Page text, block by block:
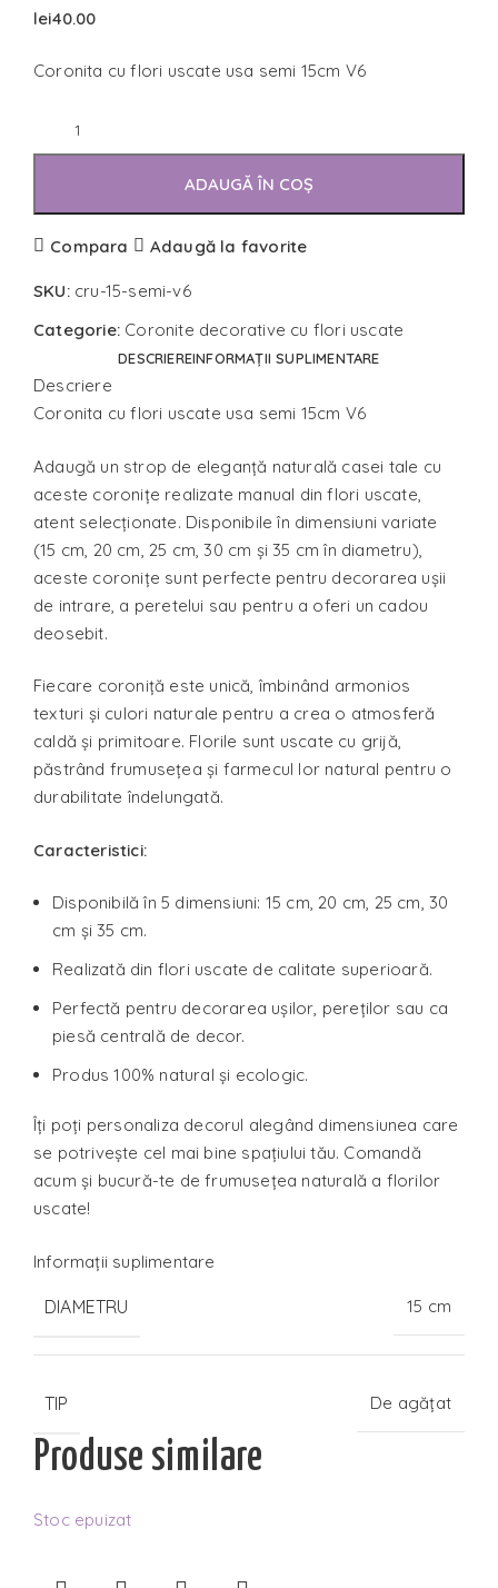
lei40.00
Coronita cu flori uscate usa semi 15cm V6
ADAUGĂ ÎN COȘ
Compara Adaugă la favorite
SKU: cru-15-semi-v6
Categorie: Coronite decorative cu flori uscate
DESCRIEREINFORMAȚII SUPLIMENTARE
Descriere
Coronita cu flori uscate usa semi 15cm V6
Adaugă un strop de eleganță naturală casei tale cu
aceste coronițe realizate manual din flori uscate,
atent selecționate. Disponibile în dimensiuni variate
(15 cm, 20 cm, 25 cm, 30 cm și 35 cm în diametru),
aceste coronițe sunt perfecte pentru decorarea ușii
de intrare, a peretelui sau pentru a oferi un cadou
deosebit.
Fiecare coroniță este unică, îmbinând armonios
texturi și culori naturale pentru a crea o atmosferă
caldă și primitoare. Florile sunt uscate cu grijă,
păstrând frumusețea și farmecul lor natural pentru o
durabilitate îndelungată.
Caracteristici:
Disponibilă în 5 dimensiuni: 15 cm, 20 cm, 25 cm, 30
cm și 35 cm.
Realizată din flori uscate de calitate superioară.
Perfectă pentru decorarea ușilor, pereților sau ca
piesă centrală de decor.
Produs 100% natural și ecologic.
Îți poți personaliza decorul alegând dimensiunea care
se potrivește cel mai bine spațiului tău. Comandă
acum și bucură-te de frumusețea naturală a florilor
uscate!
Informații suplimentare
DIAMETRU 15 cm
TIP De agățat
Produse similare
Stoc epuizat